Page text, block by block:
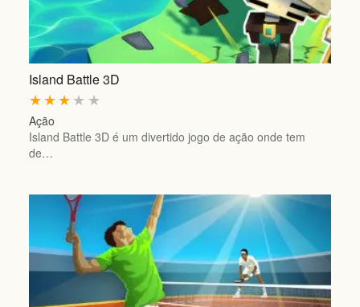
Island Battle 3D
★
★
★
★
★
Ação
Island Battle 3D é um divertido jogo de ação onde tem
de…